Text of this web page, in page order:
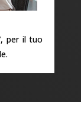
per il tuo